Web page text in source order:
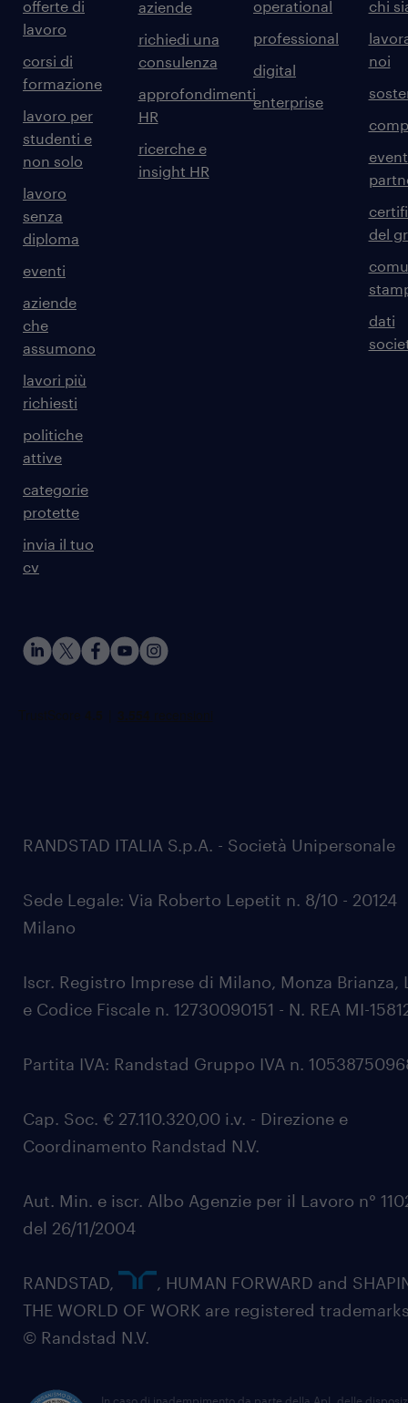
offerte di
lavoro
corsi di
formazione
lavoro per
studenti e
non solo
lavoro
senza
diploma
eventi
aziende
che
assumono
lavori più
richiesti
politiche
attive
categorie
protette
invia il tuo
cv
aziende
richiedi una
consulenza
approfondimenti
HR
ricerche e
insight HR
operational
professional
digital
enterprise
chi
noi
del
dati
RANDSTAD ITALIA S.p.A. - Società Unipersonale
Sede Legale: Via Roberto Lepetit n. 8/10 - 20124
Milano
Iscr. Registro Imprese di Milano, Monza Brianza,
e Codice Fiscale n. 12730090151 - N. REA MI-
Partita IVA: Randstad Gruppo IVA n.
Cap. Soc. € 27.110.320,00 i.v. - Direzione e
Coordinamento Randstad N.V.
Aut. Min. e iscr. Albo Agenzie per il Lavoro n°
del 26/11/2004
RANDSTAD,
, HUMAN FORWARD and
THE WORLD OF WORK are registered
© Randstad N.V.